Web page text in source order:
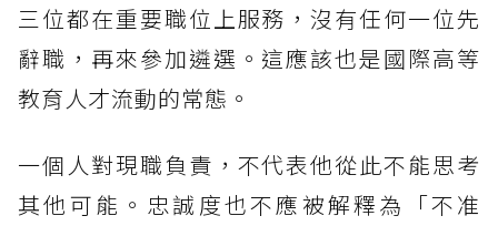
三位都在重要職位上服務，沒有任何一位先
辭職，再來參加遴選。這應該也是國際高等
教育人才流動的常態。
一個人對現職負責，不代表他從此不能思考
其他可能。忠誠度也不應被解釋為「不准